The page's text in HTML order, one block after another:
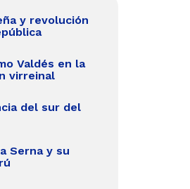
y revolución
Valdés en la
virreinal
del sur del
Serna y su